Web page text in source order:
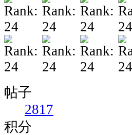
帖子
2817
积分